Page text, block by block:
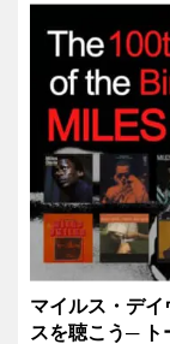
マイルス・デ
スを聴こう─ ト